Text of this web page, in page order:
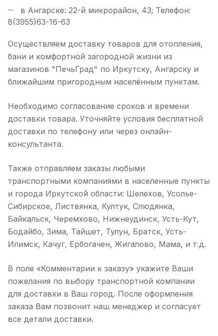
в Ангарске: 22-й микрорайон, 43; Телефон:
8(3955)63-16-63
Осуществляем доставку товаров для отопления,
бани и комфортной загородной жизни из
магазинов "ПечьГрад" по Иркутску, Ангарску и
ближайшим пригородным населённым пунктам.
Необходимо согласование сроков и времени
доставки товара. Уточняйте условия бесплатной
доставки по телефону или через онлайн-
консультанта.
Также отправляем заказы любыми
транспортными компаниями в населенные пункты
и города Иркутской области: Шелехов, Усолье-
Сибирское, Листвянка, Култук, Слюдянка,
Байкальск, Черемхово, Нижнеудинск, Усть-Кут,
Бодайбо, Зима, Тайшет, Тулун, Братск, Усть-
Илимск, Качуг, Ербогачен, Жигалово, Мама, и т.д.
В поле «Комментарии к заказу» укажите Ваши
пожелания по выбору транспортной компании
для доставки в Ваш город. После оформления
заказа Вам позвонит наш менеджер и согласует
все детали доставки.